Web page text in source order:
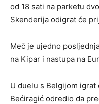
od 18 sati na parketu
Skenderija odigrat će
Meč je ujedno
na Kipar i nastupa na
U duelu s Belgijom
Bećiragić odredio da